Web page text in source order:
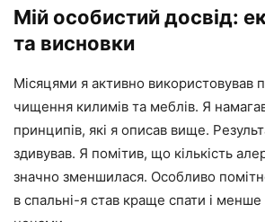
Мій особистий досвід:
та висновки
Місяцями я активно використовував
чищення килимів та меблів. Я
принципів, які я описав вище.
здивував. Я помітив, що кількість
значно зменшилася. Особливо
в спальні-я став краще спати і